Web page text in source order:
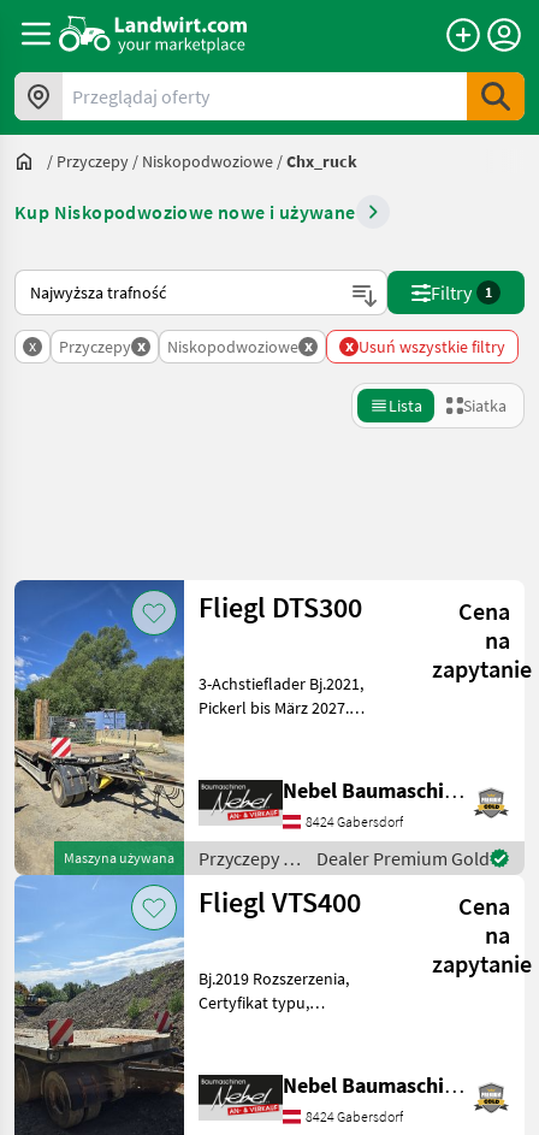
Przeglądaj oferty
/ Przyczepy / Niskopodwoziowe /Chx_ruck
Kup Niskopodwoziowe nowe i używane
Tak sortuje się na Landwirt.com
Filtry 1
x Przyczepy x Niskopodwoziowe x x Usuń wszystkie filtry
Lista Siatka
Kategoria 3 Kraj Filtry
AKTUALNA
ŚCIEŻKA
technika
rolnicza
Przyczepy
Niskopodwoziowe
WYBIERZ
Pronar
2
Sonstige
2
MARKETPLACE
Zresetuj
Pokaż 9
wyników
Maszyna używana
Fliegl DTS300
Cena
na
zapytanie
3-Achstieflader Bj.2021,
Pickerl bis März 2027.
podpierająca,
Automatyczna ściana tylna,
Hydrauliczna blokada ścian
kabin
Nebel Baumaschinen
8424 Gabersdorf
Przyczepy /
Fliegl
Dealer Premium Gold
Fliegl VTS400
Cena
na
zapytanie
Bj.2019 Rozszerzenia,
Certyfikat typu,
Automatyczna ściana tylna,
Hydrauliczna blokada ścian
kabiny Przyczepy
Nebel Baumaschinen
8424 Gabersdorf